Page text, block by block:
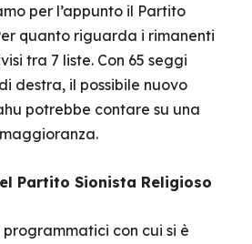
per l’appunto il Partito
quanto riguarda i rimanenti
tra 7 liste. Con 65 seggi
destra, il possibile nuovo
potrebbe contare su una
Partito Sionista Religioso
con cui si è